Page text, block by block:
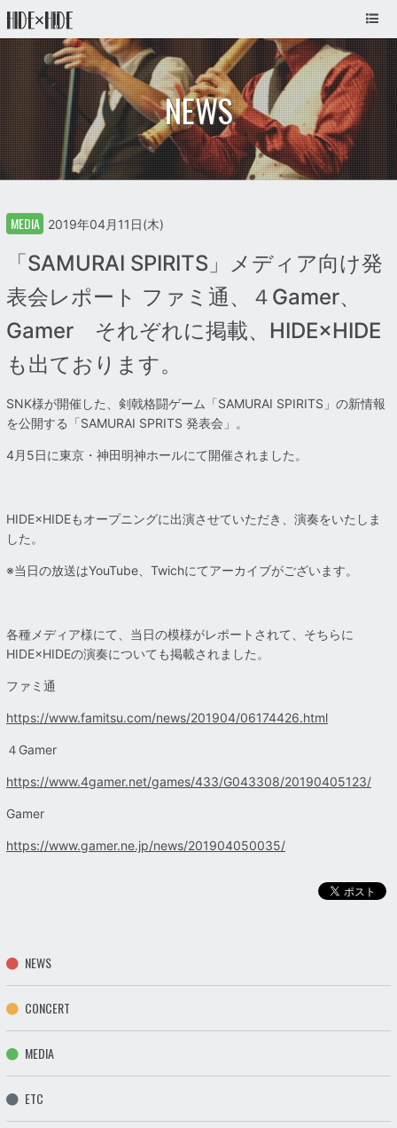
NEWS
NEWS
CONCERT
MEDIA
ETC
MEDIA 2019年04月11日(木)
「SAMURAI SPIRITS」メディア向け発
表会レポート ファミ通、４Gamer、
Gamer それぞれに掲載、HIDE×HIDE
も出ております。
SNK様が開催した、剣戟格闘ゲーム「SAMURAI SPIRITS」の新情報
を公開する「SAMURAI SPRITS 発表会」。
4月5日に東京・神田明神ホールにて開催されました。
HIDE×HIDEもオープニングに出演させていただき、演奏をいたしま
した。
※当日の放送はYouTube、Twichにてアーカイブがございます。
各種メディア様にて、当日の模様がレポートされて、そちらに
HIDE×HIDEの演奏についても掲載されました。
ファミ通
https://www.famitsu.com/news/201904/06174426.html
４Gamer
https://www.4gamer.net/games/433/G043308/20190405123/
Gamer
https://www.gamer.ne.jp/news/201904050035/